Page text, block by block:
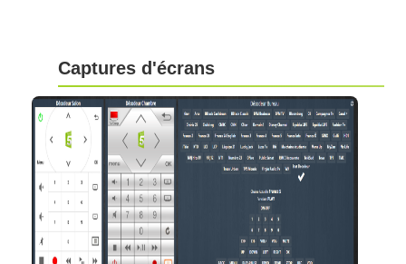
Captures d'écrans